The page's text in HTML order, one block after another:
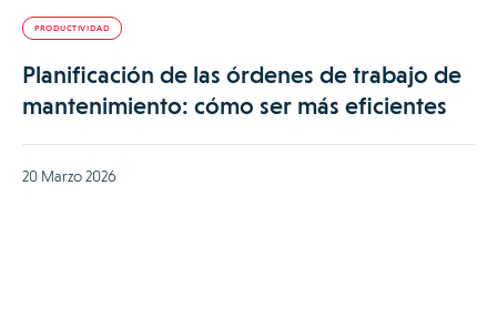
PRODUCTIVIDAD
Planificación de las órdenes de trabajo de
mantenimiento: cómo ser más eficientes
20 Marzo 2026